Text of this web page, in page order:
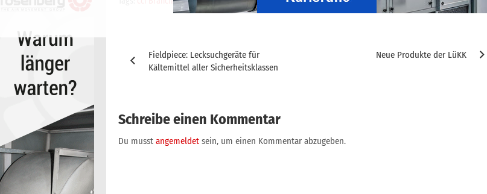
Fieldpiece: Lecksuchgeräte für
Kältemittel aller Sicherheitsklassen
Neue Produkte der LüKK
Schreibe einen Kommentar
Du musst angemeldet sein, um einen Kommentar abzugeben.